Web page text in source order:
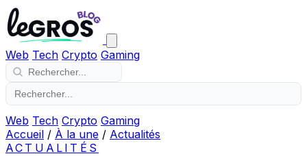
Web Tech Crypto Gaming
Web Tech Crypto Gaming
Accueil / À la une / Actualités
ACTUALITÉS